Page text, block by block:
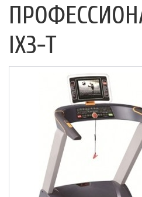
IX3-T